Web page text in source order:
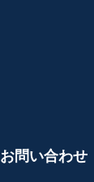
お問い合わせ